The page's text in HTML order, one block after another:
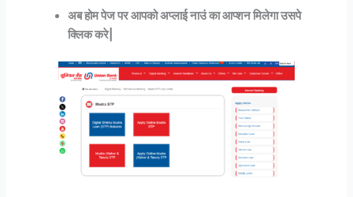
अब होम पेज पर आपको अप्लाई नाउं का आप्शन मिलेगा उसपे
क्लिक करे|